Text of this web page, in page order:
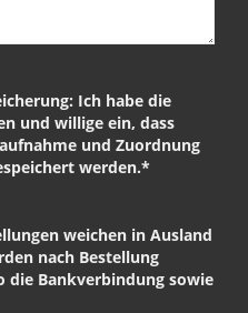
Ich habe die
und willige ein, dass
und Zuordnung
werden.*
weichen in Ausland
nach Bestellung
die Bankverbindung sowie